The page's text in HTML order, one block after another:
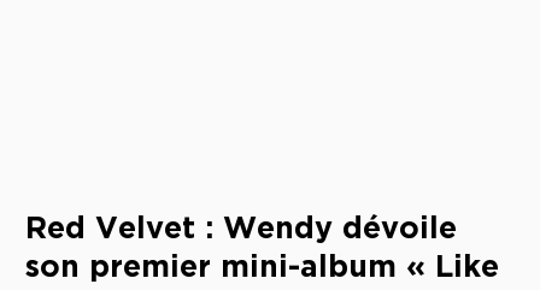
Red Velvet : Wendy dévoile
son premier mini-album « Like